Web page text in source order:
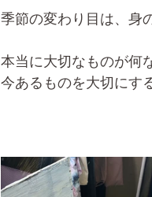
季節の変わり目は、身
本当に大切なものが何
今あるものを大切にす